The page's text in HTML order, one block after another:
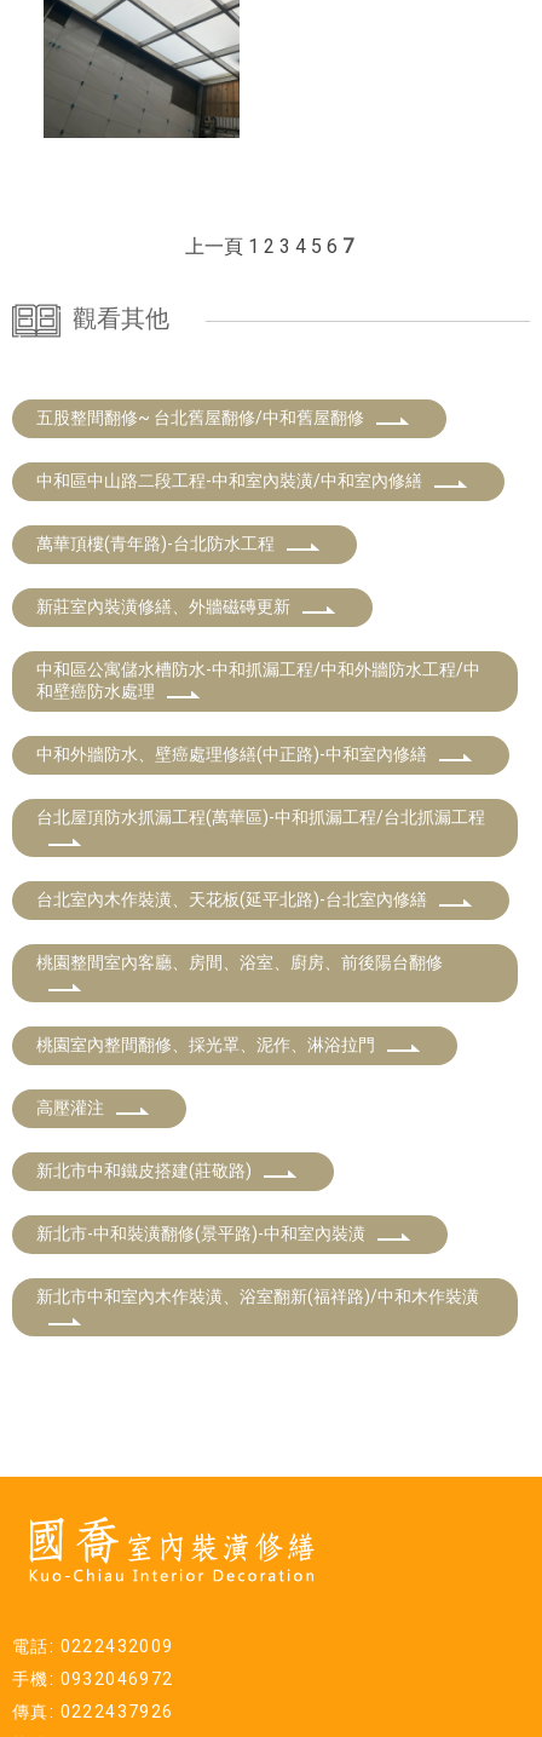
上一頁 1 2 3 4 5 6 7
觀看其他
五股整間翻修~ 台北舊屋翻修/中和舊屋翻修
中和區中山路二段工程-中和室內裝潢/中和室內修繕
萬華頂樓(青年路)-台北防水工程
新莊室內裝潢修繕、外牆磁磚更新
中和區公寓儲水槽防水-中和抓漏工程/中和外牆防水工程/中
和壁癌防水處理
中和外牆防水、壁癌處理修繕(中正路)-中和室內修繕
台北屋頂防水抓漏工程(萬華區)-中和抓漏工程/台北抓漏工程
台北室內木作裝潢、天花板(延平北路)-台北室內修繕
桃園整間室內客廳、房間、浴室、廚房、前後陽台翻修
桃園室內整間翻修、採光罩、泥作、淋浴拉門
高壓灌注
新北市中和鐵皮搭建(莊敬路)
新北市-中和裝潢翻修(景平路)-中和室內裝潢
新北市中和室內木作裝潢、浴室翻新(福祥路)/中和木作裝潢
電話: 0222432009
手機: 0932046972
傳真: 0222437926